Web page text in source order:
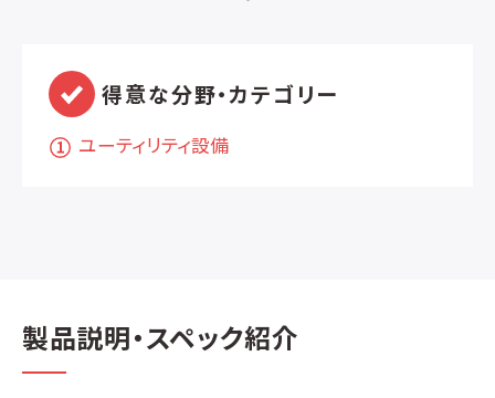
得意な分野・カテゴリー
ユーティリティ設備
製品説明・スペック紹介